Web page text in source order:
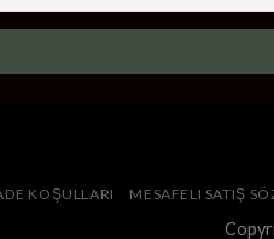
KOŞULLARI MESAFELI SATIŞ